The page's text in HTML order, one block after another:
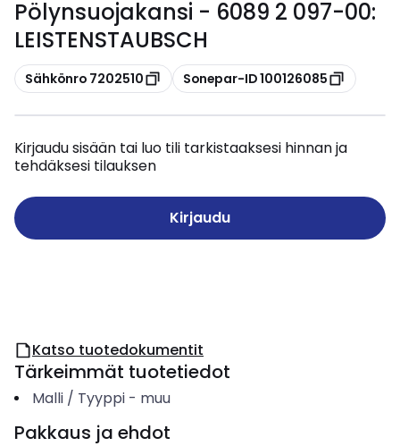
Pölynsuojakansi - 6089 2 097-00:
LEISTENSTAUBSCH
Kopioi
Sähkönro 7202510 Kopioi
Sonepar-ID 100126085
Kirjaudu sisään tai luo tili tarkistaaksesi hinnan ja
tehdäksesi tilauksen
Kirjaudu
Katso tuotedokumentit
Tärkeimmät tuotetiedot
Malli / Tyyppi- muu
Pakkaus ja ehdot